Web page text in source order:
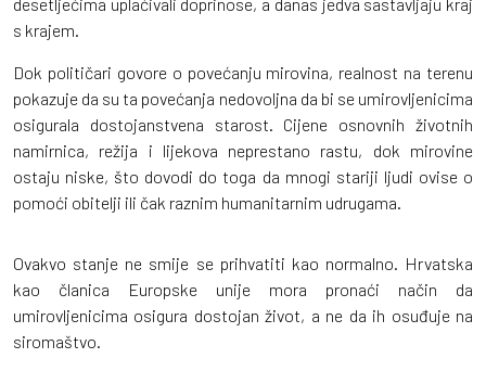
s krajem.
Dok političari govore o povećanju mirovina, realnost na terenu
pokazuje da su ta povećanja nedovoljna da bi se umirovljenicima
osigurala dostojanstvena starost. Cijene osnovnih životnih
namirnica, režija i lijekova neprestano rastu, dok mirovine
ostaju niske, što dovodi do toga da mnogi stariji ljudi ovise o
pomoći obitelji ili čak raznim humanitarnim udrugama.
Ovakvo stanje ne smije se prihvatiti kao normalno. Hrvatska
kao članica Europske unije mora pronaći način da
umirovljenicima osigura dostojan život, a ne da ih osuđuje na
siromaštvo.